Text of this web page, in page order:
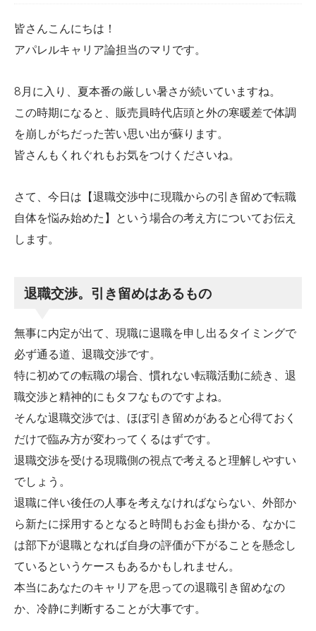
皆さんこんにちは！
アパレルキャリア論担当のマリです。
8月に入り、夏本番の厳しい暑さが続いていますね。
この時期になると、販売員時代店頭と外の寒暖差で体調
を崩しがちだった苦い思い出が蘇ります。
皆さんもくれぐれもお気をつけくださいね。
さて、今日は【退職交渉中に現職からの引き留めで転職
自体を悩み始めた】という場合の考え方についてお伝え
します。
退職交渉。引き留めはあるもの
無事に内定が出て、現職に退職を申し出るタイミングで
必ず通る道、退職交渉です。
特に初めての転職の場合、慣れない転職活動に続き、退
職交渉と精神的にもタフなものですよね。
そんな退職交渉では、ほぼ引き留めがあると心得ておく
だけで臨み方が変わってくるはずです。
退職交渉を受ける現職側の視点で考えると理解しやすい
でしょう。
退職に伴い後任の人事を考えなければならない、外部か
ら新たに採用するとなると時間もお金も掛かる、なかに
は部下が退職となれば自身の評価が下がることを懸念し
ているというケースもあるかもしれません。
本当にあなたのキャリアを思っての退職引き留めなの
か、冷静に判断することが大事です。